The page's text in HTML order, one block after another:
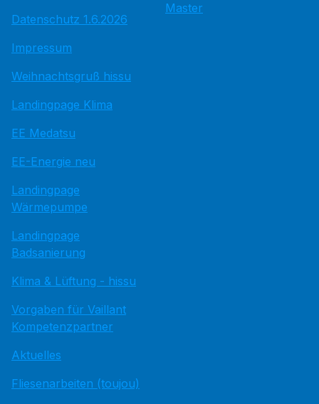
Datenschutz 1.6.2026
Impressum
Weihnachtsgruß hissu
Landingpage Klima
EE Medatsu
EE-Energie neu
Landingpage
Wärmepumpe
Landingpage
Badsanierung
Klima & Lüftung - hissu
Vorgaben für Vaillant
Kompetenzpartner
Aktuelles
Fliesenarbeiten (toujou)
Master